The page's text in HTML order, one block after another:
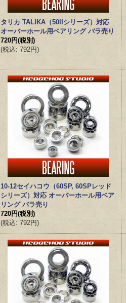
タリカ TALIKA（50IIシリーズ）対応
オーバーホール用ベアリング バラ売り
720円(税別)
(税込: 792円)
10-12セイハコウ（60SP, 60SPレッド
シリーズ）対応 オーバーホール用ベア
リング バラ売り
720円(税別)
(税込: 792円)